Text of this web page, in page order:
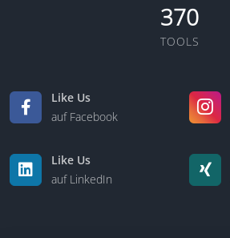
370
TOOLS
Like Us
auf Facebook
Like Us
auf LinkedIn